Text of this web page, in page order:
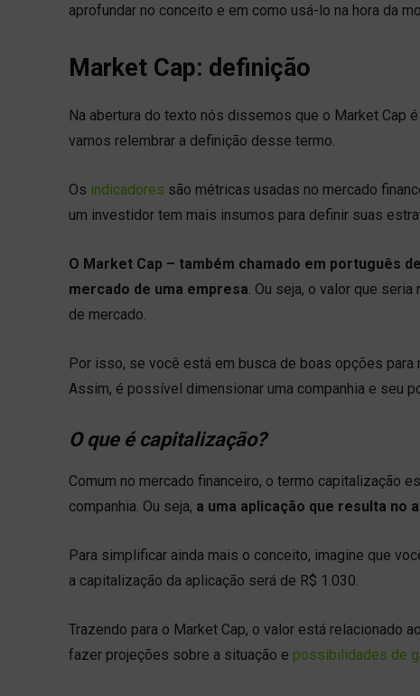
aprofundar no conceito e em como usá-lo na hora da
Market Cap: definição
Na abertura do texto nós dissemos que o Market Cap
vamos relembrar a definição desse termo.
Os indicadores são métricas usadas no mercado
um investidor tem mais insumos para definir suas
O Market Cap – também chamado em português de
mercado de uma empresa . Ou seja, o valor que
de mercado.
Por isso, se você está em busca de boas opções
Assim, é possível dimensionar uma companhia e seu
O que é capitalização?
Comum no mercado financeiro, o termo capitalização
companhia. Ou seja, a uma aplicação que resulta no
Para simplificar ainda mais o conceito, imagine que
a capitalização da aplicação será de R$ 1.030.
Trazendo para o Market Cap, o valor está relacionado
fazer projeções sobre a situação e possibilidades de